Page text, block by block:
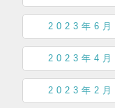
2023年6月
2023年4月
2023年2月